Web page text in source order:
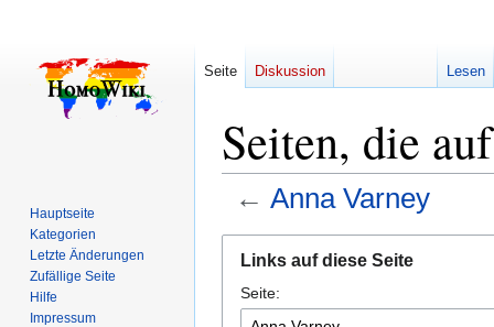
Seiten, die
← Anna Varney
Navigation
springen
Suche
springen
Links auf diese Seite
Seite:
Seite Diskussion Lesen
Hauptseite
Kategorien
Letzte Änderungen
Zufällige Seite
Hilfe
Impressum